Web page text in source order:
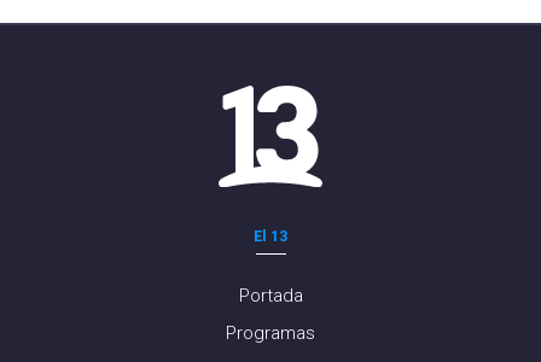
El 13
Portada
Programas